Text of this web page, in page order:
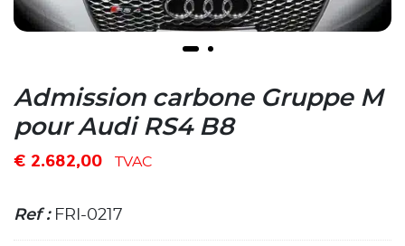
Admission carbone Gruppe M
pour Audi RS4 B8
€ 2.682,00 TVAC
Ref : FRI-0217